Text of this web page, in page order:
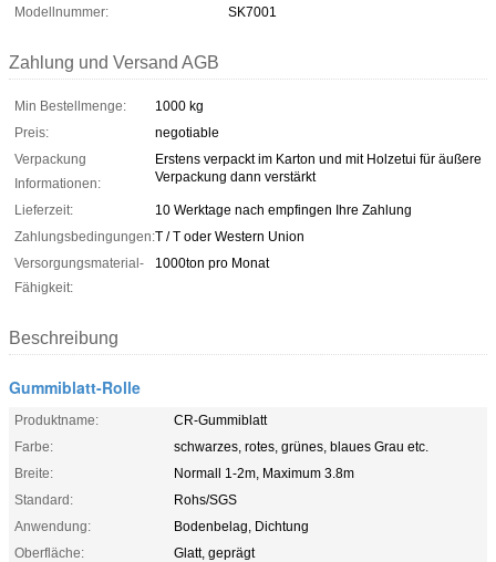
Modellnummer:
SK7001
Zahlung und Versand AGB
Min Bestellmenge:
1000 kg
Preis:
negotiable
Verpackung
Informationen:
Erstens verpackt im Karton und mit Holzetui für äußere
Verpackung dann verstärkt
Lieferzeit:
10 Werktage nach empfingen Ihre Zahlung
Zahlungsbedingungen:T / T oder Western Union
Versorgungsmaterial-
Fähigkeit:
1000ton pro Monat
Beschreibung
Gummiblatt-Rolle
Produktname:
CR-Gummiblatt
Farbe:
schwarzes, rotes, grünes, blaues Grau etc.
Breite:
Normall 1-2m, Maximum 3.8m
Standard:
Rohs/SGS
Anwendung:
Bodenbelag, Dichtung
Oberfläche:
Glatt, geprägt